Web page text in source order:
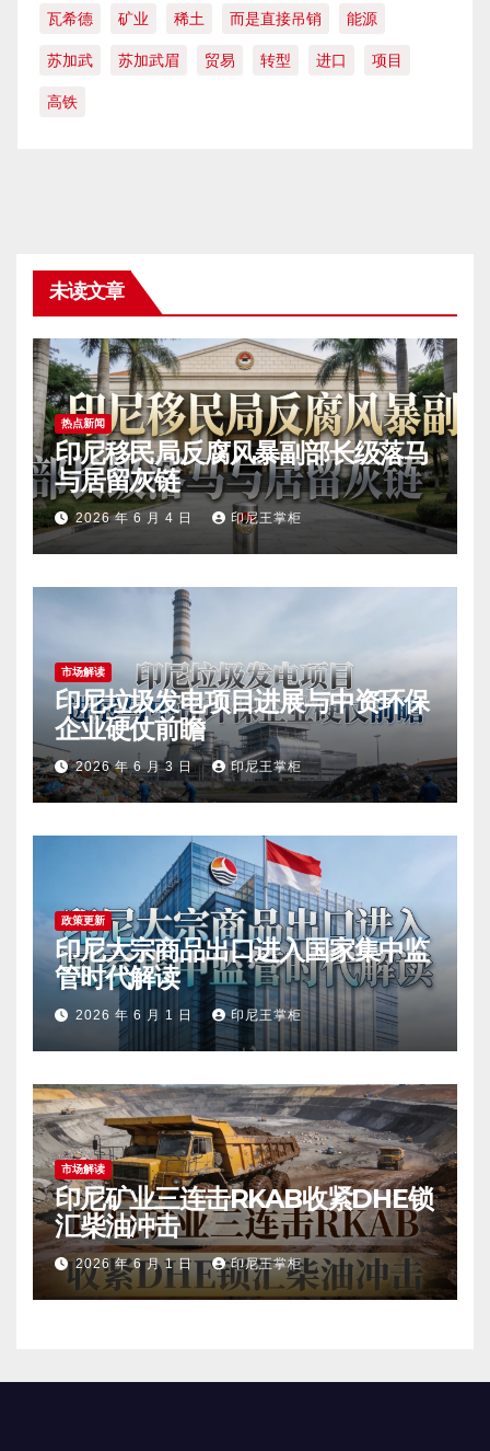
瓦希德 矿业 稀土 而是直接吊销 能源
苏加武 苏加武眉 贸易 转型 进口 项目
高铁
未读文章
热点新闻
印尼移民局反腐风暴副部长级落马
与居留灰链
2026 年 6 月 4 日 印尼王掌柜
市场解读
印尼垃圾发电项目进展与中资环保
企业硬仗前瞻
2026 年 6 月 3 日 印尼王掌柜
政策更新
印尼大宗商品出口进入国家集中监
管时代解读
2026 年 6 月 1 日 印尼王掌柜
市场解读
印尼矿业三连击RKAB收紧DHE锁
汇柴油冲击
2026 年 6 月 1 日 印尼王掌柜